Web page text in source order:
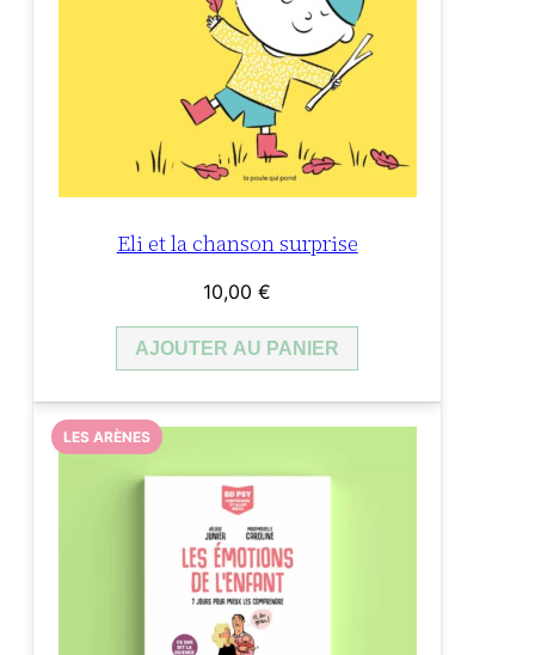
Eli et la chanson surprise
10,00€
AJOUTER AU PANIER
LES ARÈNES